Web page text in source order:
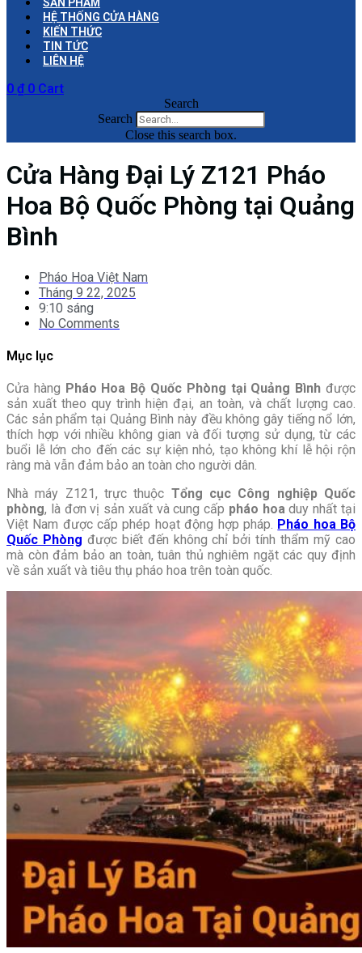
HỆ THỐNG CỬA HÀNG
KIẾN THỨC
TIN TỨC
LIÊN HỆ
0 ₫ 0 Cart
Search
Search
Close this search box.
Cửa Hàng Đại Lý Z121 Pháo
Hoa Bộ Quốc Phòng tại Quảng
Bình
Pháo Hoa Việt Nam
Tháng 9 22, 2025
9:10 sáng
No Comments
Mục lục
Cửa hàng Pháo Hoa Bộ Quốc Phòng tại Quảng Bình được
sản xuất theo quy trình hiện đại, an toàn, và chất lượng cao.
Các sản phẩm tại Quảng Bình này đều không gây tiếng nổ lớn,
thích hợp với nhiều không gian và đối tượng sử dụng, từ các
buổi lễ lớn cho đến các sự kiện nhỏ, tạo không khí lễ hội rộn
ràng mà vẫn đảm bảo an toàn cho người dân.
Nhà máy Z121, trực thuộc Tổng cục Công nghiệp Quốc
phòng, là đơn vị sản xuất và cung cấp pháo hoaduy nhất tại
Việt Nam được cấp phép hoạt động hợp pháp. Pháo hoa Bộ
Quốc Phòng được biết đến không chỉ bởi tính thẩm mỹ cao
mà còn đảm bảo an toàn, tuân thủ nghiêm ngặt các quy định
về sản xuất và tiêu thụ pháo hoa trên toàn quốc.